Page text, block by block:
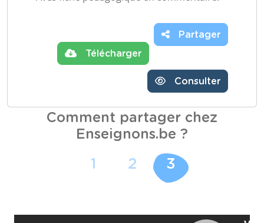
Télécharger
Partager
Consulter
Comment partager chez
Enseignons.be ?
1 2 3